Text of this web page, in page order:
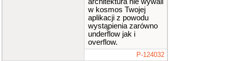
w kosmos Twojej
aplikacji z powodu
wystąpienia zarówno
underflow jak i
overflow.
P-124032